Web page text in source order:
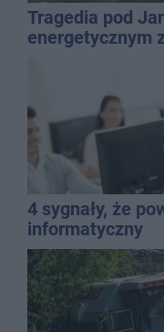
Tragedia pod
energetycznym
4 sygnały, że
informatyczny